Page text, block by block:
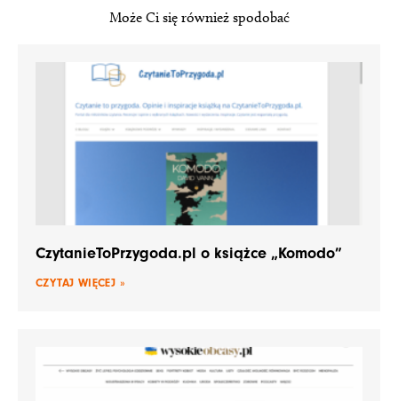
Może Ci się również spodobać
CzytanieToPrzygoda.pl o książce „Komodo”
CZYTAJ WIĘCEJ »